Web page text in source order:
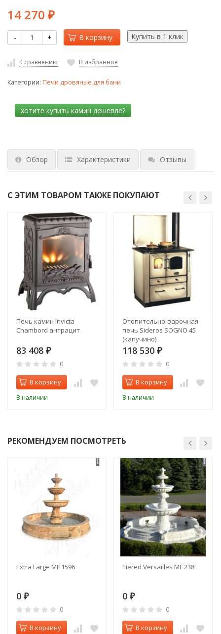
14 270 ₽
- + В корзину
К сравнению В избранное
Категории: Печи дровяные для бани
Обзор Характеристики Отзывы
С ЭТИМ ТОВАРОМ ТАКЖЕ ПОКУПАЮТ
Печь камин Invicta
Chambord антрацит
83 408 ₽
0
В корзину
В наличии
Отопительно-варочная
печь Sideros SOGNO 45
(капучино)
118 530 ₽
0
В корзину
В наличии
РЕКОМЕНДУЕМ ПОСМОТРЕТЬ
Extra Large MF 1596
0 ₽
0
В корзину
Tiered Versailles MF 238
0 ₽
0
В корзину